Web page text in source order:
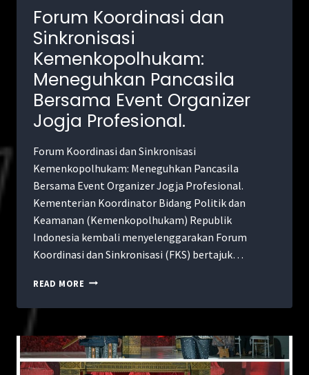
Forum Koordinasi dan
Sinkronisasi
Kemenkopolhukam:
Meneguhkan Pancasila
Bersama Event Organizer
Jogja Profesional.
Forum Koordinasi dan Sinkronisasi
Kemenkopolhukam: Meneguhkan Pancasila
Bersama Event Organizer Jogja Profesional.
Kementerian Koordinator Bidang Politik dan
Keamanan (Kemenkopolhukam) Republik
Indonesia kembali menyelenggarakan Forum
Koordinasi dan Sinkronisasi (FKS) bertajuk…
READ MORE